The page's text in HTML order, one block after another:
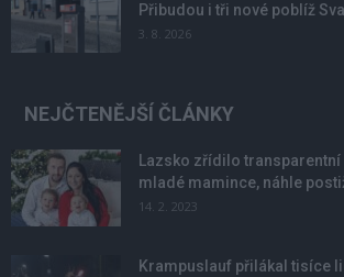
Přibudou i tři nové poblíž
3. 8. 2026
NEJČTENĚJŠÍ ČLÁNKY
Lazsko zřídilo
mladé mamince, náhle
14. 2. 2023
Krampuslauf přilákal tisíce